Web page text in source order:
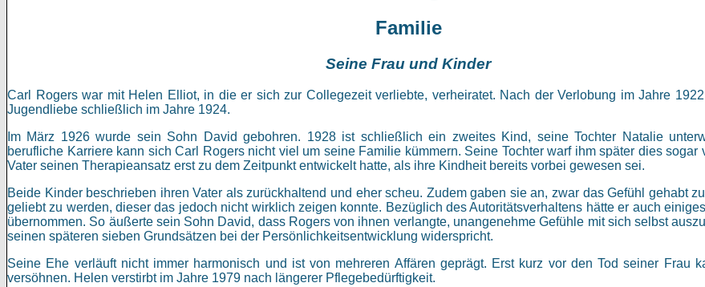
Familie
Seine Frau und Kinder
Carl Rogers war mit Helen Elliot, in die er sich zur Collegezeit verliebte, verheiratet. Nach der Verlobung im Jahre
Jugendliebe schließlich im Jahre 1924.
Im März 1926 wurde sein Sohn David gebohren. 1928 ist schließlich ein zweites Kind, seine Tochter Natalie
berufliche Karriere kann sich Carl Rogers nicht viel um seine Familie kümmern. Seine Tochter warf ihm später dies sogar
Vater seinen Therapieansatz erst zu dem Zeitpunkt entwickelt hatte, als ihre Kindheit bereits vorbei gewesen sei.
Beide Kinder beschrieben ihren Vater als zurückhaltend und eher scheu. Zudem gaben sie an, zwar das Gefühl gehabt
geliebt zu werden, dieser das jedoch nicht wirklich zeigen konnte. Bezüglich des Autoritätsverhaltens hätte er auch
übernommen. So äußerte sein Sohn David, dass Rogers von ihnen verlangte, unangenehme Gefühle mit sich selbst
seinen späteren sieben Grundsätzen bei der Persönlichkeitsentwicklung widerspricht.
Seine Ehe verläuft nicht immer harmonisch und ist von mehreren Affären geprägt. Erst kurz vor den Tod seiner Frau
versöhnen. Helen verstirbt im Jahre 1979 nach längerer Pflegebedürftigkeit.